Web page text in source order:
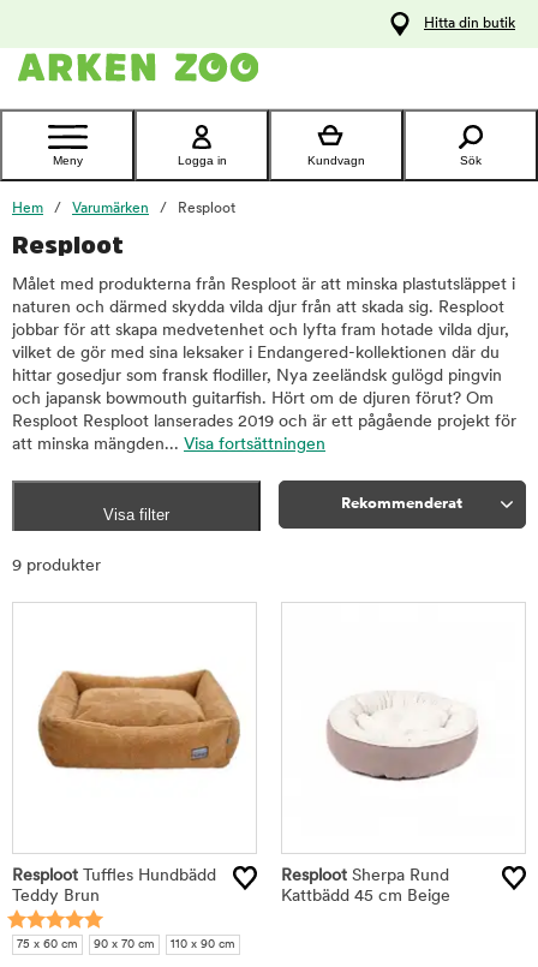
Kontakta
Hitta din butik
Meny Logga in Kundvagn Sök
Hem Varumärken Resploot
Resploot
Målet med produkterna från Resploot är att minska plastutsläppet i
naturen och därmed skydda vilda djur från att skada sig. Resploot
jobbar för att skapa medvetenhet och lyfta fram hotade vilda djur,
vilket de gör med sina leksaker i Endangered-kollektionen där du
hittar gosedjur som fransk flodiller, Nya zeeländsk gulögd pingvin
och japansk bowmouth guitarfish. Hört om de djuren förut? Om
Resploot Resploot lanserades 2019 och är ett pågående projekt för
att minska mängden... Visa fortsättningen
Visa filter
Rekommenderat
9 produkter
Resploot Tuffles Hundbädd
Teddy Brun
75 x 60 cm 90 x 70 cm 110 x 90 cm
Resploot Sherpa Rund
Kattbädd 45 cm Beige